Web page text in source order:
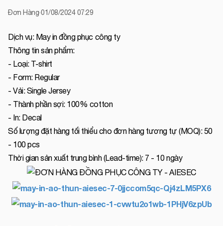
Đơn Hàng 01/08/2024 07:29
Dịch vụ: May in đồng phục công ty
Thông tin sản phẩm:
- Loại: T-shirt
- Form: Regular
- Vải: Single Jersey
- Thành phần sợi: 100% cotton
- In: Decal
Số lượng đặt hàng tối thiểu cho đơn hàng tương tự (MOQ): 50
- 100 pcs
Thời gian sản xuất trung bình (Lead-time): 7 - 10 ngày